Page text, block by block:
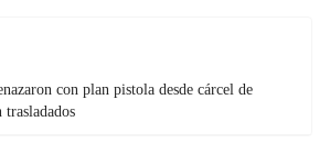
con plan pistola desde cárcel de